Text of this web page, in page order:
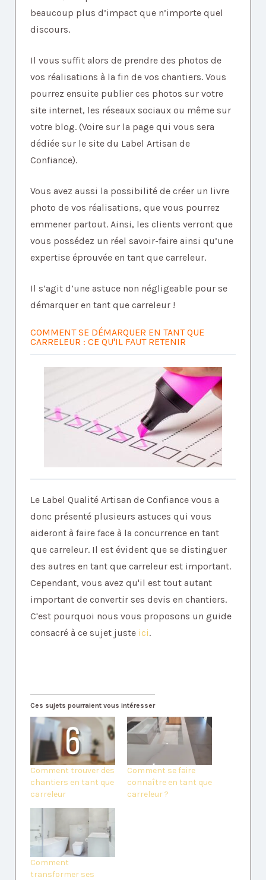
beaucoup plus d’impact que n’importe quel
discours.
Il vous suffit alors de prendre des photos de
vos réalisations à la fin de vos chantiers. Vous
pourrez ensuite publier ces photos sur votre
site internet, les réseaux sociaux ou même sur
votre blog. (Voire sur la page qui vous sera
dédiée sur le site du Label Artisan de
Confiance).
Vous avez aussi la possibilité de créer un livre
photo de vos réalisations, que vous pourrez
emmener partout. Ainsi, les clients verront que
vous possédez un réel savoir-faire ainsi qu’une
expertise éprouvée en tant que carreleur.
Il s’agit d’une astuce non négligeable pour se
démarquer en tant que carreleur !
COMMENT SE DÉMARQUER EN TANT QUE
CARRELEUR : CE QU'IL FAUT RETENIR
Le Label Qualité Artisan de Confiance vous a
donc présenté plusieurs astuces qui vous
aideront à faire face à la concurrence en tant
que carreleur. Il est évident que se distinguer
des autres en tant que carreleur est important.
Cependant, vous avez qu'il est tout autant
important de convertir ses devis en chantiers.
C'est pourquoi nous vous proposons un guide
consacré à ce sujet juste ici.
Ces sujets pourraient vous intéresser
Comment trouver des
chantiers en tant que
carreleur
Comment se faire
connaître en tant que
carreleur ?
Comment
transformer ses